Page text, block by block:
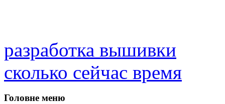
разработка вышивки
сколько сейчас время
Головне меню